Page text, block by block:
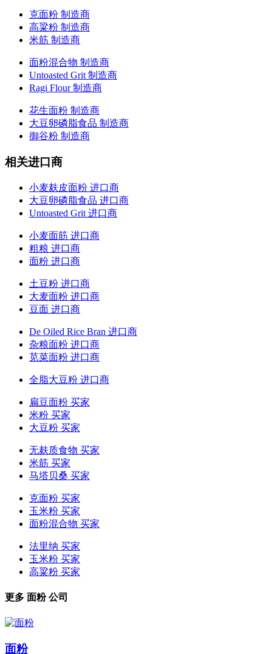
克面粉 制造商
高粱粉 制造商
米筋 制造商
面粉混合物 制造商
Untoasted Grit 制造商
Ragi Flour 制造商
花生面粉 制造商
大豆卵磷脂食品 制造商
御谷粉 制造商
相关进口商
小麦麸皮面粉 进口商
大豆卵磷脂食品 进口商
Untoasted Grit 进口商
小麦面筋 进口商
粗粮 进口商
面粉 进口商
土豆粉 进口商
大麦面粉 进口商
豆面 进口商
De Oiled Rice Bran 进口商
杂粮面粉 进口商
苋菜面粉 进口商
全脂大豆粉 进口商
扁豆面粉 买家
米粉 买家
大豆粉 买家
无麸质食物 买家
米筋 买家
马塔贝桑 买家
克面粉 买家
玉米粉 买家
面粉混合物 买家
法里纳 买家
玉米粉 买家
高粱粉 买家
更多 面粉公司
面粉